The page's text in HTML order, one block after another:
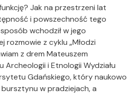
Jak na przestrzeni lat
i powszechność tego
wchodził w jego
rozmowie z cyklu „Młodzi
z drem Mateuszem
Archeologii i Etnologii Wydziału
Gdańskiego, który naukowo
w pradziejach, a